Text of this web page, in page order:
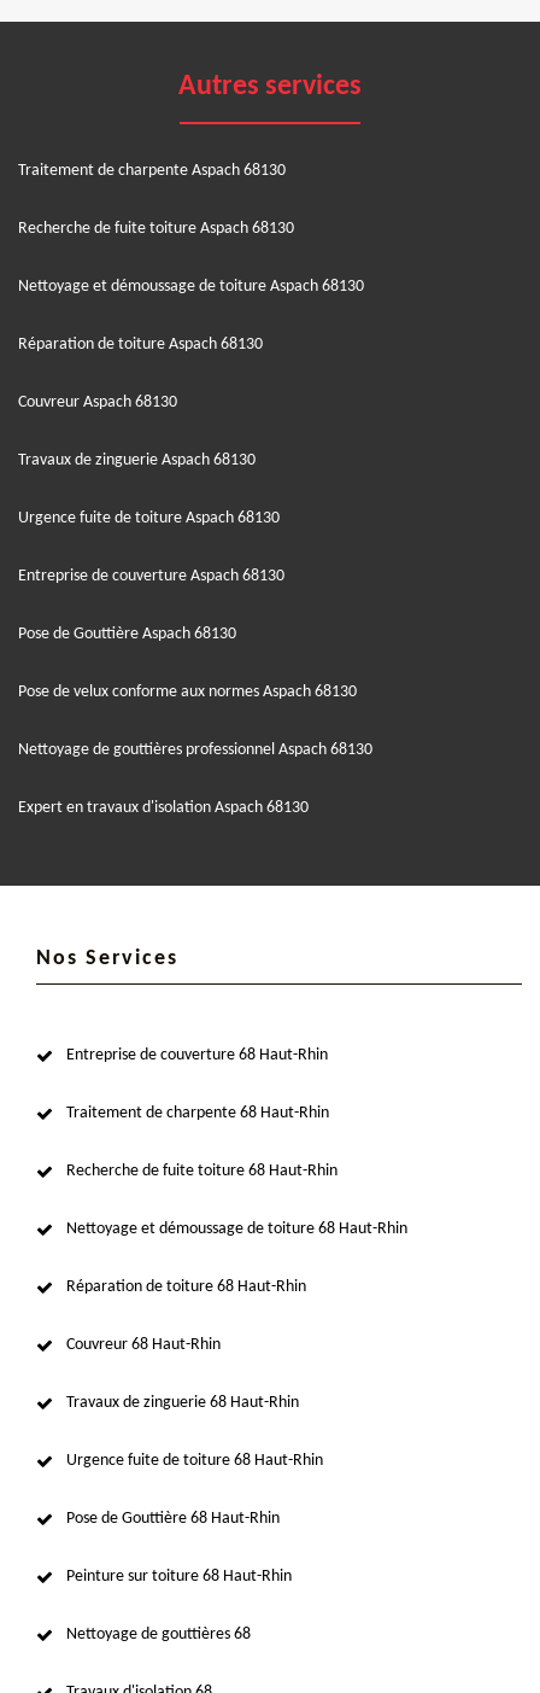
Autres services
Traitement de charpente Aspach 68130
Recherche de fuite toiture Aspach 68130
Nettoyage et démoussage de toiture Aspach 68130
Réparation de toiture Aspach 68130
Couvreur Aspach 68130
Travaux de zinguerie Aspach 68130
Urgence fuite de toiture Aspach 68130
Entreprise de couverture Aspach 68130
Pose de Gouttière Aspach 68130
Pose de velux conforme aux normes Aspach 68130
Nettoyage de gouttières professionnel Aspach 68130
Expert en travaux d'isolation Aspach 68130
Nos Services
Entreprise de couverture 68 Haut-Rhin
Traitement de charpente 68 Haut-Rhin
Recherche de fuite toiture 68 Haut-Rhin
Nettoyage et démoussage de toiture 68 Haut-Rhin
Réparation de toiture 68 Haut-Rhin
Couvreur 68 Haut-Rhin
Travaux de zinguerie 68 Haut-Rhin
Urgence fuite de toiture 68 Haut-Rhin
Pose de Gouttière 68 Haut-Rhin
Peinture sur toiture 68 Haut-Rhin
Nettoyage de gouttières 68